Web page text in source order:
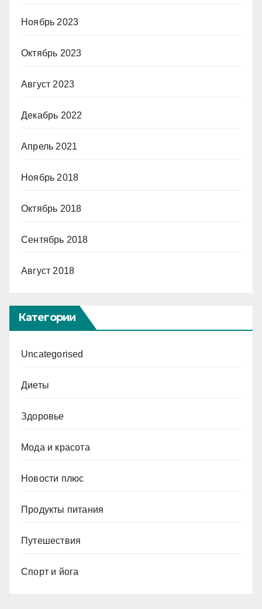
Ноябрь 2023
Октябрь 2023
Август 2023
Декабрь 2022
Апрель 2021
Ноябрь 2018
Октябрь 2018
Сентябрь 2018
Август 2018
Категории
Uncategorised
Диеты
Здоровье
Мода и красота
Новости плюс
Продукты питания
Путешествия
Спорт и йога